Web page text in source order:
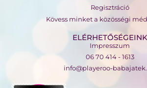
Regisztráció
Kövess minket a közösségi
ELÉRHETŐSÉGEINK
Impresszum
06 70 414 - 1613
info@playeroo-